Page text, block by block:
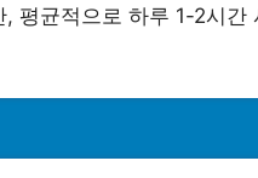
평균적으로 하루 1-2시간